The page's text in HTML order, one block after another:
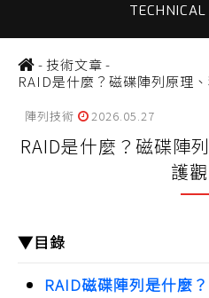
- 技術文章-
RAID是什麼？磁碟陣列原理
陣列技術 2026.05.27
RAID是什麼？磁碟陣
護
▼目錄
RAID磁碟陣列是什麼？